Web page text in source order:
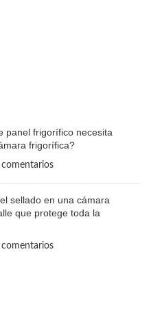
panel frigorífico necesita
frigorífica?
comentarios
sellado en una cámara
que protege toda la
comentarios